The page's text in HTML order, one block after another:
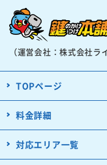
（運営会社：株式会社ラ
TOPページ
料金詳細
対応エリア一覧